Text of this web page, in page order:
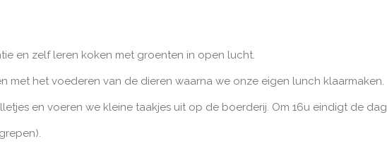
en zelf leren koken met groenten in open lucht.
met het voederen van de dieren waarna we onze eigen lunch klaarmaken.
en voeren we kleine taakjes uit op de boerderij. Om 16u eindigt de dag.